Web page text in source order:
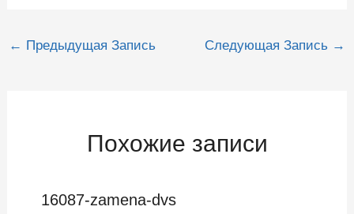
Навигация
← Предыдущая Запись Следующая Запись →
Похожие записи
16087-zamena-dvs